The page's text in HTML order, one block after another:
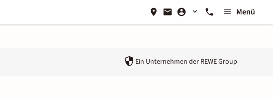
Menü
Ein Unternehmen der REWE Group